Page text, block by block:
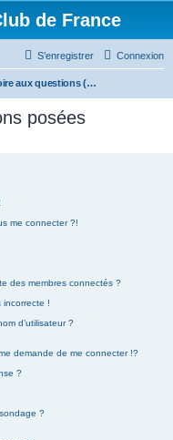
de France
Connexion
S’enregistrer
Foire aux questions (Questions posées fréquemment)
posées
me connecter ?!
des membres connectés ?
incorrecte !
d’utilisateur ?
demande de me connecter !?
?
?